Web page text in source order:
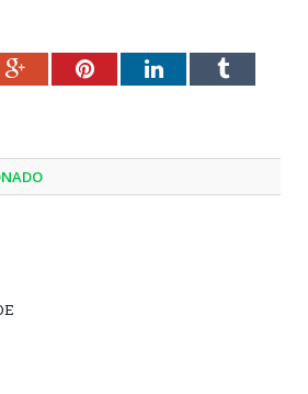
Google+PinterestLinkedInTumblr